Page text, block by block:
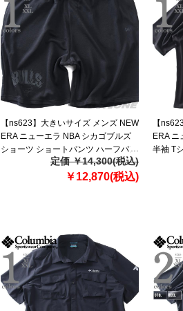
【ns623】大きいサイズ メンズ NEW
ERA ニューエラ NBA シカゴブルズ
ショーツ ショートパンツ ハーフパン
ツ NBA CHICAGO BULLS BLACK
SHORTS USA直輸入 60771533
定価 ￥14,300(税込)
￥12,870(税込)
【
ERA ニ
半袖 T